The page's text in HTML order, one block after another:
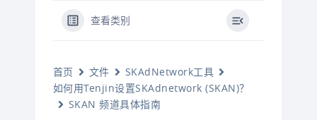
查看类别
首页 文件
SKAdNetwork工具
如何用Tenjin设置SKAdnetwork (SKAN)？
SKAN 频道具体指南